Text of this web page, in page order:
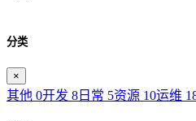
分类
×
其他 0开发 8 日常 5资源 10运维